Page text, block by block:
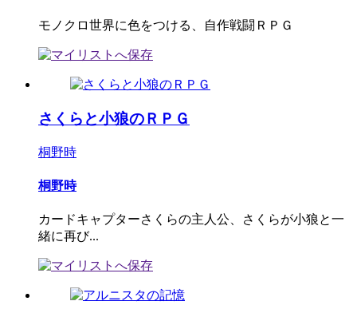
モノクロ世界に色をつける、自作戦闘ＲＰＧ
さくらと小狼のＲＰＧ
桐野時
桐野時
カードキャプターさくらの主人公、さくらが小狼と一
緒に再び...